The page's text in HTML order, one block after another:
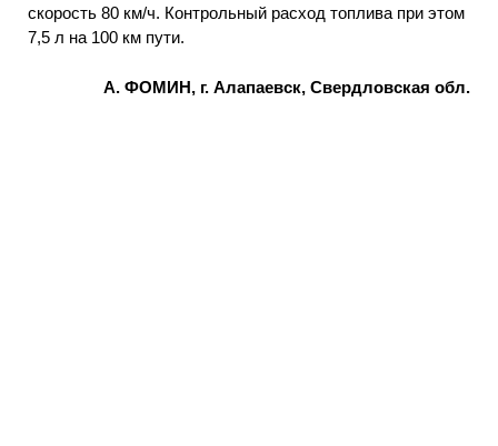
скорость 80 км/ч. Контрольный расход топлива при этом
7,5 л на 100 км пути.
А. ФОМИН, г. Алапаевск, Свердловская обл.